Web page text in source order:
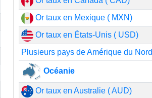
Or taux en Mexique ( MXN)
Or taux en États-Unis ( USD)
Plusieurs pays de Amérique du Nord
Océanie
Or taux en Australie ( AUD)